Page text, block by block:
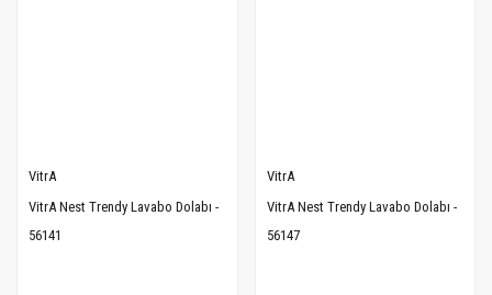
VitrA
VitrA Nest Trendy Lavabo Dolabı -
56141
VitrA
VitrA Nest Trendy Lavabo Dolabı -
56147